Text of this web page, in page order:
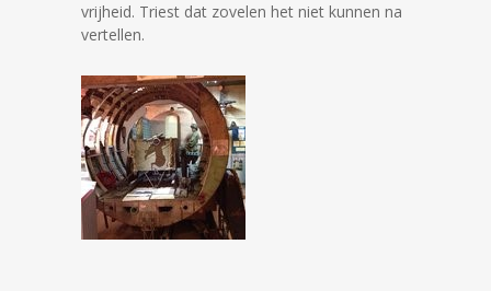
vrijheid. Triest dat zovelen het niet kunnen na
vertellen.